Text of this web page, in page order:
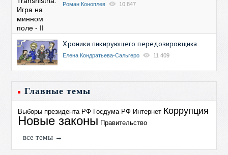
Роман Коноплев 10 847
Хроники пикирующего передозировщика
Елена Кондратьева-Сальгеро 11 409
Главные темы
Выборы президента РФ Госдума РФ Интернет Коррупция
Новые законы Правительство
все темы →